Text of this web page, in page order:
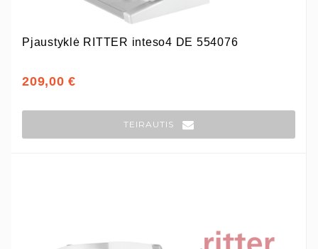
Pjaustyklė RITTER inteso4 DE 554076
209,00 €
TEIRAUTIS